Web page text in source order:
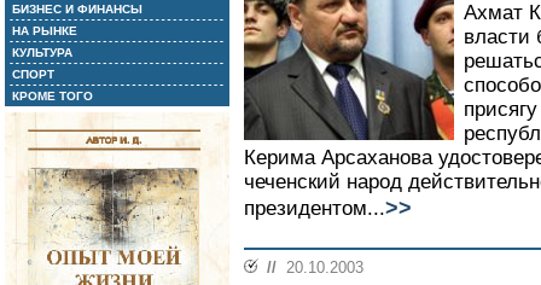
БИЗНЕС И ФИНАНСЫ
НА РЫНКЕ
КУЛЬТУРА
СПОРТ
КРОМЕ ТОГО
Ахмат
власти
Керима Арсаханова
чеченский народ
президентом...>>
// 20.10.2003